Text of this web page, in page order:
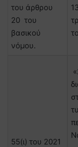
του άρθρου
20 του
βασικού
νόμου.
55(ι) του 2021